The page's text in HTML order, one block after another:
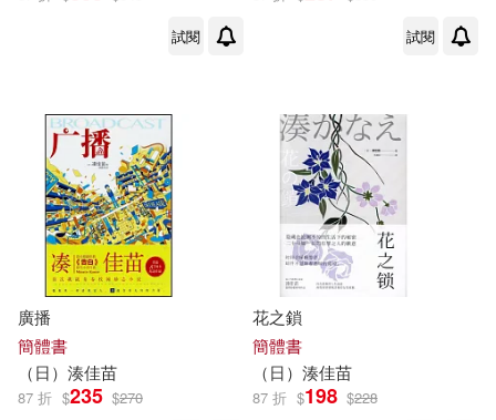
試閱
試閱
廣播
簡體書
（日） 湊佳苗
87 折 $235 $270
花之鎖
簡體書
（日） 湊佳苗
87 折 $198 $228